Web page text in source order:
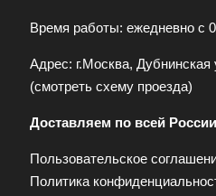
Время работы: ежедневно с
Адрес: г.Москва, Дубнинская
(смотреть схему проезда)
Доставляем по всей России
Пользовательское
Политика